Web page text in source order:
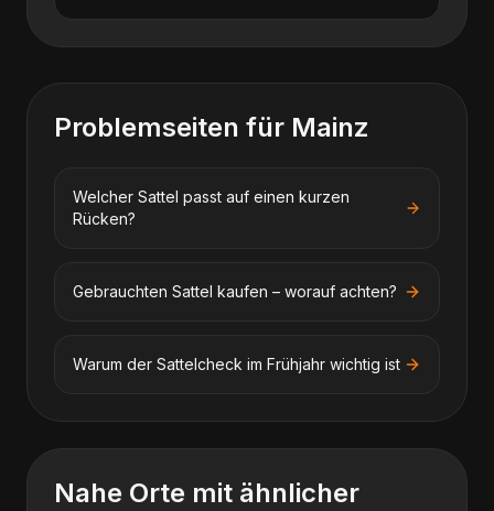
Problemseiten für Mainz
Welcher Sattel passt auf einen kurzen
Rücken?
Gebrauchten Sattel kaufen – worauf achten?
Warum der Sattelcheck im Frühjahr wichtig ist
Nahe Orte mit ähnlicher